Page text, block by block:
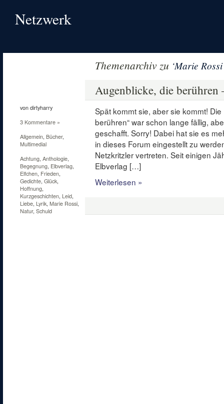
Netzwerk
Themenarchiv zu ‘Marie
von dirtyharry
3 Kommentare »
Allgemein, Bücher,
Multimedial
Achtung, Anthologie,
Begegnung, Elbverlag,
Elfchen, Frieden,
Gedichte, Glück,
Hoffnung,
Kurzgeschichten, Leid,
Liebe, Lyrik, Marie Rossi,
Natur, Schuld
Augenblicke, die berühren
Spät kommt sie, aber sie kommt!
berühren“ war schon lange fällig,
geschafft. Sorry! Dabei hat sie es
in dieses Forum eingestellt zu
Netzkritzler vertreten. Seit einigen
Elbverlag […]
Weiterlesen »